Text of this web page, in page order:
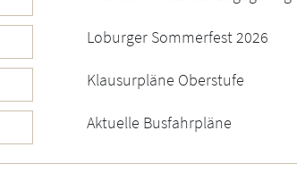
Loburger Sommerfest 2026
Klausurpläne Oberstufe
Aktuelle Busfahrpläne